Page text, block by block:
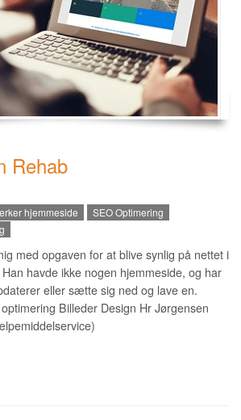
Rehab
hjemmeside
SEO Optimering
med opgaven for at blive synlig på nettet i
havde ikke nogen hjemmeside, og har
eller sætte sig ned og lave en.
Billeder Design Hr Jørgensen